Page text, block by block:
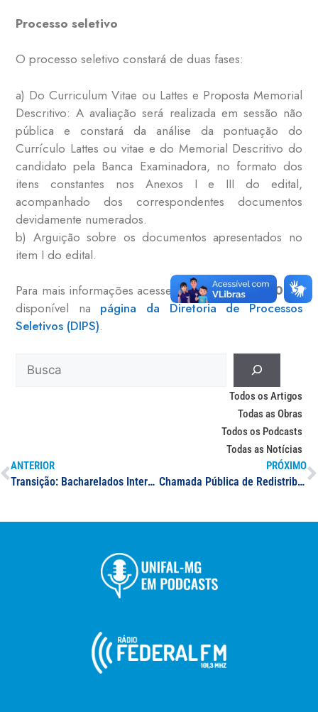
Processo seletivo
O processo seletivo constará de duas fases:
a) Do Curriculum Vitae ou Lattes e Proposta Memorial
Descritivo: A avaliação será realizada em sessão não
pública e constará da análise da pontuação do
Currículo Lattes ou vitae e do Memorial Descritivo do
candidato pela Banca Examinadora, no formato dos
itens constantes nos Anexos I e III do edital,
acompanhado dos correspondentes documentos
devidamente numerados.
b) Arguição sobre os documentos apresentados no
item I do edital.
Para mais informações acesse oEdital nº 136/2022,
disponível na página da Diretoria de Processos
Seletivos (DIPS).
Todos os Artigos
Todas as Obras
Todos os Podcasts
Todas as Notícias
ANTERIOR
Transição: Bacharelados Interdisciplinares para cursos específicos
PRÓXIMO
Chamada Pública de Redistribuição: grande área de Ciências Humanas ou de Ciências Sociais Aplicadas